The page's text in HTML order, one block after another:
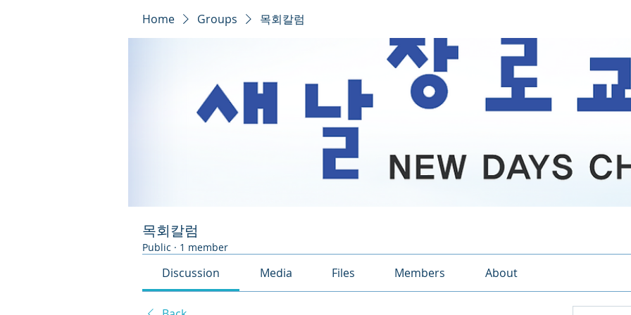
Home Groups 목회칼럼
목회칼럼
Public · 1 member
Discussion Media Files Members About